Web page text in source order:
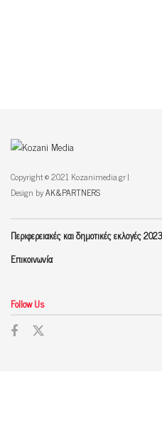
Copyright © 2021 Kozanimedia.gr |
Design byAK&PARTNERS
Περιφερειακές και δημοτικές εκλογές 2023
Επικοινωνία
Follow Us